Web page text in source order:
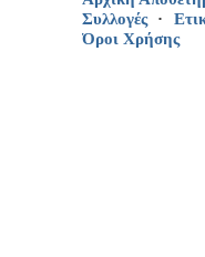
Συλλογές
Όροι Χρήσης